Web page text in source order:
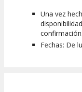
Una vez
confirmación.
Fechas: De